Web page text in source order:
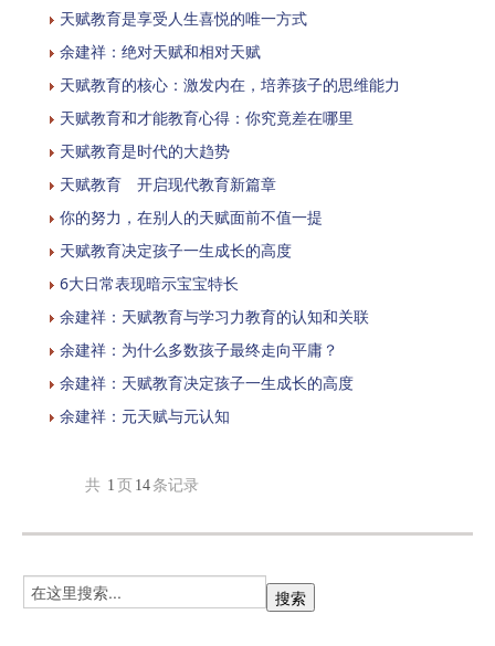
天赋教育是享受人生喜悦的唯一方式
余建祥：绝对天赋和相对天赋
天赋教育的核心：激发内在，培养孩子的思维能力
天赋教育和才能教育心得：你究竟差在哪里
天赋教育是时代的大趋势
天赋教育 开启现代教育新篇章
你的努力，在别人的天赋面前不值一提
天赋教育决定孩子一生成长的高度
6大日常表现暗示宝宝特长
余建祥：天赋教育与学习力教育的认知和关联
余建祥：为什么多数孩子最终走向平庸？
余建祥：天赋教育决定孩子一生成长的高度
余建祥：元天赋与元认知
共 1 页 14 条记录